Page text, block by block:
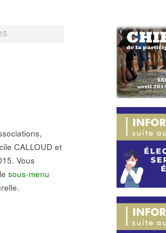
CALLOUD et
Vous
sous-menu